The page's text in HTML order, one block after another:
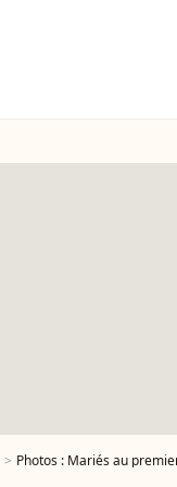
Photos : Mariés au premier